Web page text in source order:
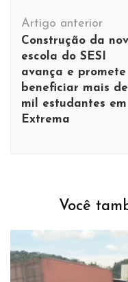
de
post
Artigo anterior
Construção da
escola do SESI
avança e promete
beneficiar mais de
mil estudantes em
Extrema
Você